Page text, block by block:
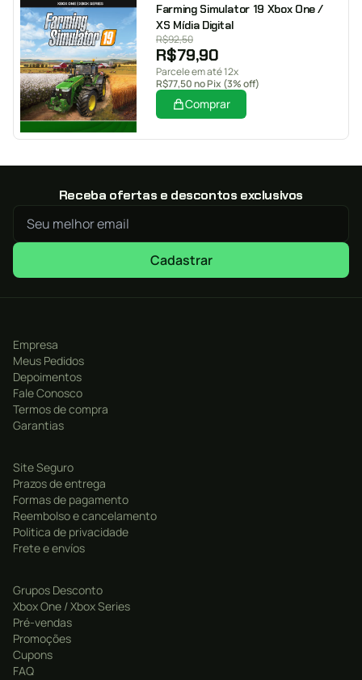
Farming Simulator 19 Xbox One /
XS Mídia Digital
R$92,50
R$79,90
Parcele em até 12x
R$77,50no Pix (3% off)
Comprar
Receba ofertas e descontos exclusivos
Cadastrar
Empresa
Meus Pedidos
Depoimentos
Fale Conosco
Termos de compra
Garantias
Site Seguro
Prazos de entrega
Formas de pagamento
Reembolso e cancelamento
Politica de privacidade
Frete e envíos
Grupos Desconto
Xbox One / Xbox Series
Pré-vendas
Promoções
Cupons
FAQ